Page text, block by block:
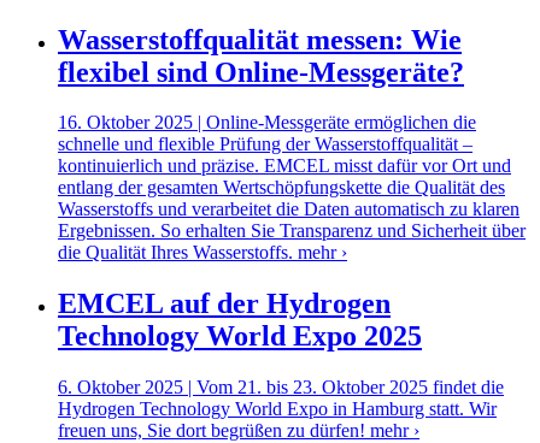
Wasserstoffqualität messen: Wie
flexibel sind Online-Messgeräte?
16. Oktober 2025 | Online-Messgeräte ermöglichen die
schnelle und flexible Prüfung der Wasserstoffqualität –
kontinuierlich und präzise. EMCEL misst dafür vor Ort und
entlang der gesamten Wertschöpfungskette die Qualität des
Wasserstoffs und verarbeitet die Daten automatisch zu klaren
Ergebnissen. So erhalten Sie Transparenz und Sicherheit über
die Qualität Ihres Wasserstoffs. mehr ›
EMCEL auf der Hydrogen
Technology World Expo 2025
6. Oktober 2025 | Vom 21. bis 23. Oktober 2025 findet die
Hydrogen Technology World Expo in Hamburg statt. Wir
freuen uns, Sie dort begrüßen zu dürfen! mehr ›